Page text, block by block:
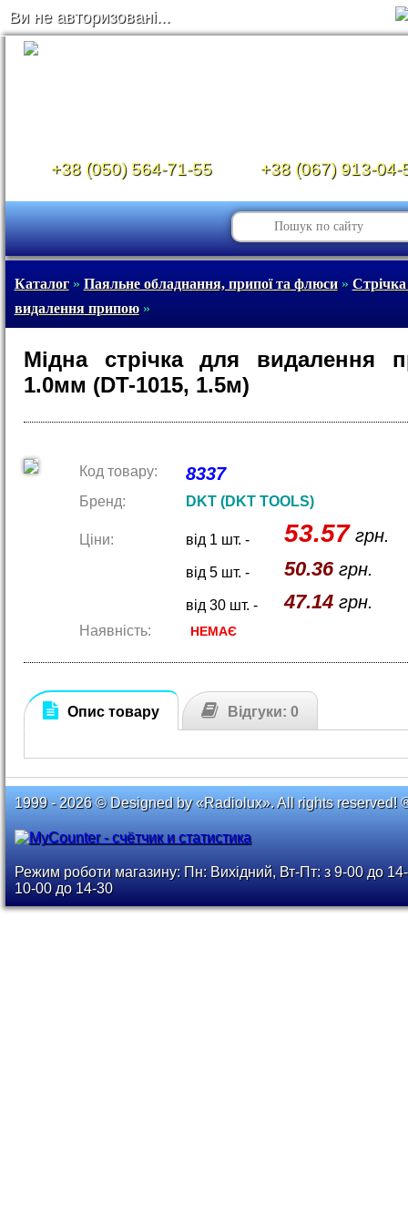
Ви не авторизовані...
+38 (050) 564-71-55 +38 (067) 913-04-
Каталог» Паяльне обладнання, припої та флюси»
видалення припою»
Мідна стрічка для видалення
1.0мм (DT-1015, 1.5м)
Код товару: 8337
Бренд: DKT (DKT TOOLS)
Ціни: від 1 шт. - 53.57 грн.
від 5 шт. - 50.36грн.
від 30 шт. - 47.14грн.
Наявність: НЕМАЄ
Опис товару Відгуки: 0
1999 - 2026 © Designed by «Radiolux». All rights reserved!
Режим роботи магазину: Пн: Вихідний, Вт-Пт: з 9-00 до
10-00 до 14-30